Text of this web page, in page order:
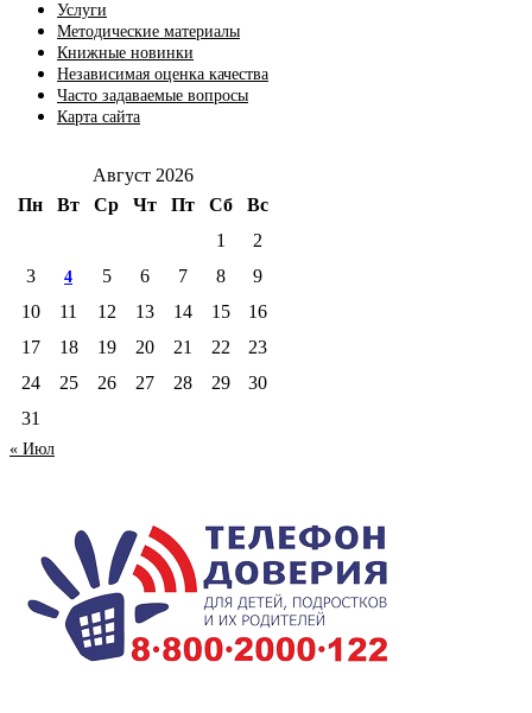
Услуги
Методические материалы
Книжные новинки
Независимая оценка качества
Часто задаваемые вопросы
Карта сайта
Август 2026
Пн
Вт Ср Чт Пт Сб
Вс
1
2
3
4 5 6 7 8
9
10
11 12 13 14 15
16
17
18 19 20 21 22
23
24
25 26 27 28 29
30
31
« Июл